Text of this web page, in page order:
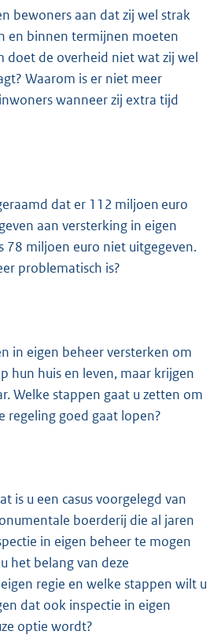
bewoners aan dat zij wel strak
en binnen termijnen moeten
doet de overheid niet wat zij wel
Waarom is er niet meer
wanneer zij extra tijd
dat er 112 miljoen euro
aan versterking in eigen
78 miljoen euro niet uitgegeven.
problematisch is?
in eigen beheer versterken om
hun huis en leven, maar krijgen
Welke stappen gaat u zetten om
regeling goed gaat lopen?
is u een casus voorgelegd van
boerderij die al jaren
in eigen beheer te mogen
het belang van deze
regie en welke stappen wilt u
dat ook inspectie in eigen
optie wordt?